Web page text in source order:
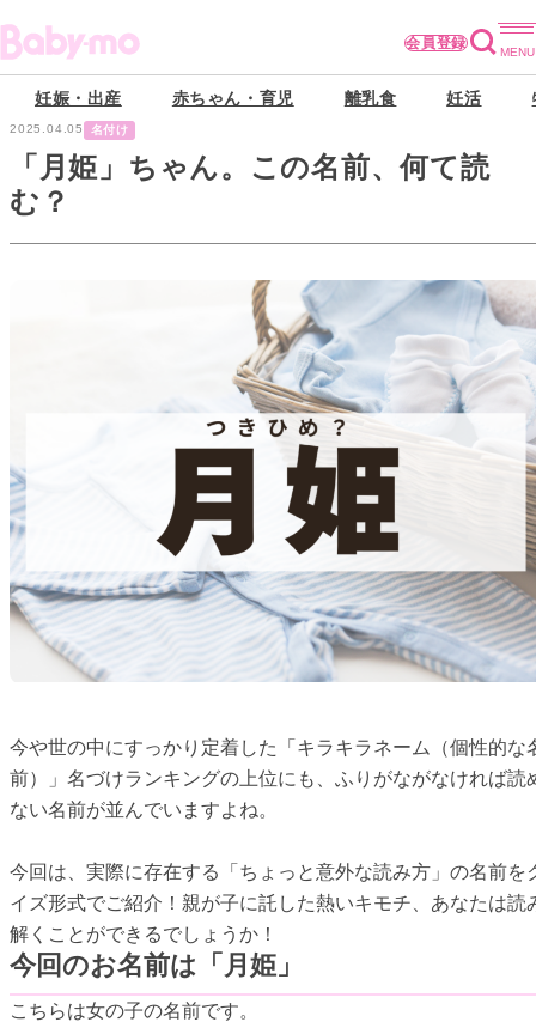
会員登録
妊娠・出産 赤ちゃん・育児 離乳食 妊活
2025.04.05 名付け
「月姫」ちゃん。この名前、何て読
む？
今や世の中にすっかり定着した「キラキラネーム（個性的な
前）」名づけランキングの上位にも、ふりがながなければ読
ない名前が並んでいますよね。
今回は、実際に存在する「ちょっと意外な読み方」の名前を
イズ形式でご紹介！親が子に託した熱いキモチ、あなたは読
解くことができるでしょうか！
今回のお名前は「月姫」
こちらは女の子の名前です。